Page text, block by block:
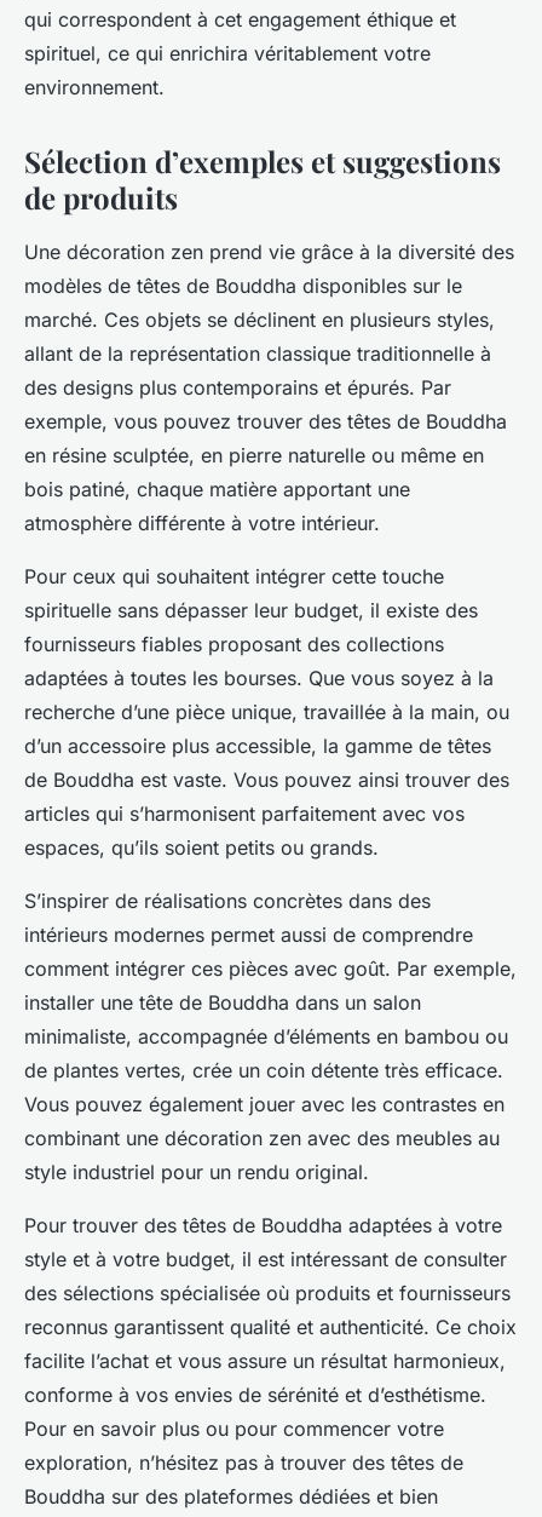
qui correspondent à cet engagement éthique et
spirituel, ce qui enrichira véritablement votre
environnement.
Sélection d’exemples et suggestions
de produits
Une décoration zen prend vie grâce à la diversité des
modèles de têtes de Bouddha disponibles sur le
marché. Ces objets se déclinent en plusieurs styles,
allant de la représentation classique traditionnelle à
des designs plus contemporains et épurés. Par
exemple, vous pouvez trouver des têtes de Bouddha
en résine sculptée, en pierre naturelle ou même en
bois patiné, chaque matière apportant une
atmosphère différente à votre intérieur.
Pour ceux qui souhaitent intégrer cette touche
spirituelle sans dépasser leur budget, il existe des
fournisseurs fiables proposant des collections
adaptées à toutes les bourses. Que vous soyez à la
recherche d’une pièce unique, travaillée à la main, ou
d’un accessoire plus accessible, la gamme de têtes
de Bouddha est vaste. Vous pouvez ainsi trouver des
articles qui s’harmonisent parfaitement avec vos
espaces, qu’ils soient petits ou grands.
S’inspirer de réalisations concrètes dans des
intérieurs modernes permet aussi de comprendre
comment intégrer ces pièces avec goût. Par exemple,
installer une tête de Bouddha dans un salon
minimaliste, accompagnée d’éléments en bambou ou
de plantes vertes, crée un coin détente très efficace.
Vous pouvez également jouer avec les contrastes en
combinant une décoration zen avec des meubles au
style industriel pour un rendu original.
Pour trouver des têtes de Bouddha adaptées à votre
style et à votre budget, il est intéressant de consulter
des sélections spécialisée où produits et fournisseurs
reconnus garantissent qualité et authenticité. Ce choix
facilite l’achat et vous assure un résultat harmonieux,
conforme à vos envies de sérénité et d’esthétisme.
Pour en savoir plus ou pour commencer votre
exploration, n’hésitez pas à trouver des têtes de
Bouddha sur des plateformes dédiées et bien